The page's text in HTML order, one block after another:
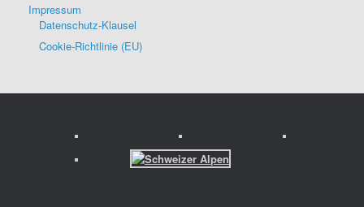
Impressum
Datenschutz-Klausel
Cookie-Richtlinie (EU)